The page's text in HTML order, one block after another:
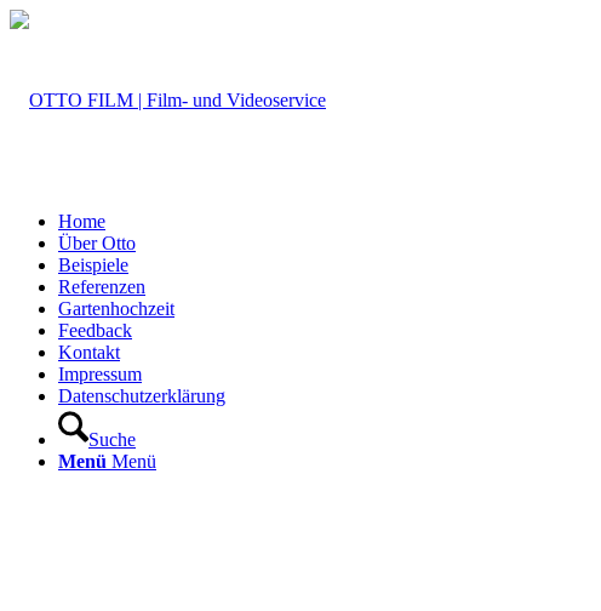
Home
Über Otto
Beispiele
Referenzen
Gartenhochzeit
Feedback
Kontakt
Impressum
Datenschutzerklärung
Suche
Menü Menü